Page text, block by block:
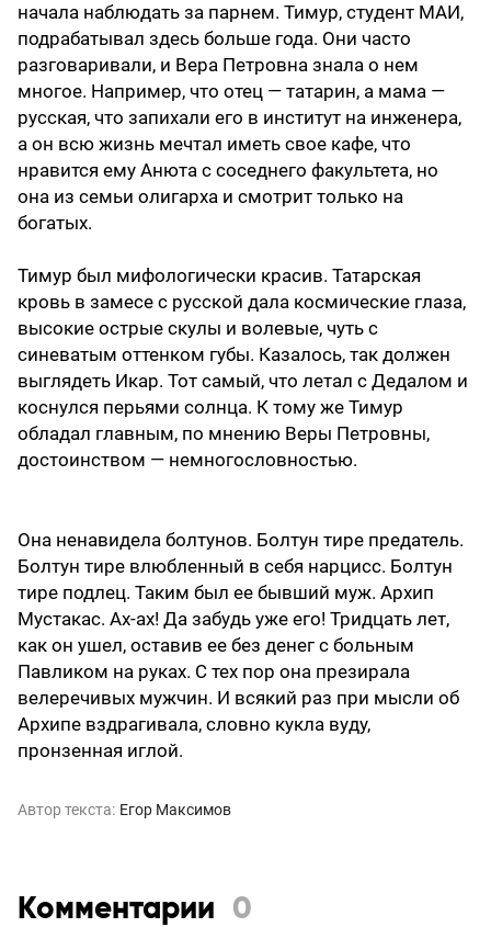
начала наблюдать за парнем. Тимур, студент МАИ,
подрабатывал здесь больше года. Они часто
разговаривали, и Вера Петровна знала о нем
многое. Например, что отец — татарин, а мама —
русская, что запихали его в институт на инженера,
а он всю жизнь мечтал иметь свое кафе, что
нравится ему Анюта с соседнего факультета, но
она из семьи олигарха и смотрит только на
богатых.
Тимур был мифологически красив. Татарская
кровь в замесе с русской дала космические глаза,
высокие острые скулы и волевые, чуть с
синеватым оттенком губы. Казалось, так должен
выглядеть Икар. Тот самый, что летал с Дедалом и
коснулся перьями солнца. К тому же Тимур
обладал главным, по мнению Веры Петровны,
достоинством — немногословностью.
Она ненавидела болтунов. Болтун тире предатель.
Болтун тире влюбленный в себя нарцисс. Болтун
тире подлец. Таким был ее бывший муж. Архип
Мустакас. Ах-ах! Да забудь уже его! Тридцать лет,
как он ушел, оставив ее без денег с больным
Павликом на руках. С тех пор она презирала
велеречивых мужчин. И всякий раз при мысли об
Архипе вздрагивала, словно кукла вуду,
пронзенная иглой.
Автор текста: Егор Максимов
Комментарии 0